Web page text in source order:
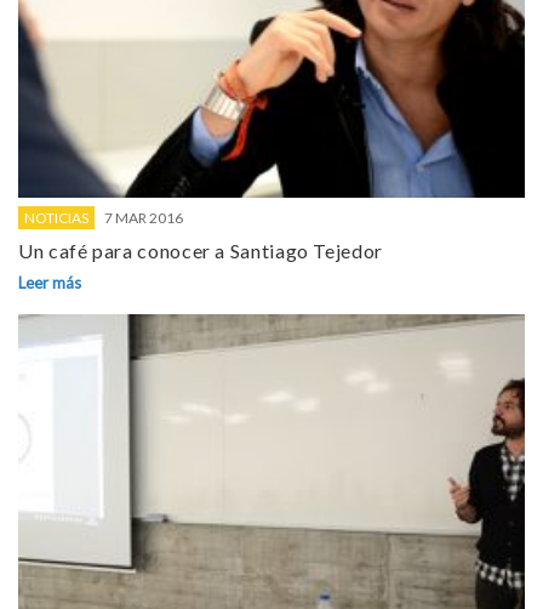
NOTICIAS 7 MAR 2016
Un café para conocer a Santiago Tejedor
Leer más